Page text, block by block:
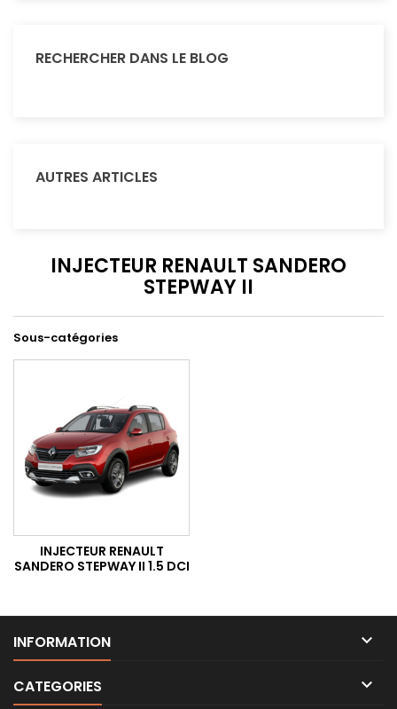
RECHERCHER DANS LE BLOG
AUTRES ARTICLES
INJECTEUR RENAULT SANDERO
STEPWAY II
Sous-catégories
INJECTEUR RENAULT
SANDERO STEPWAY II 1.5 DCI
INFORMATION 
CATEGORIES 